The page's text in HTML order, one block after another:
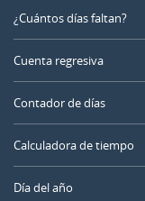
¿Cuántos días faltan?
Cuenta regresiva
Contador de días
Calculadora de tiempo
Día del año